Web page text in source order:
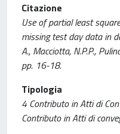
Citazione
Use of partial least
missing test day data in
A., Macciotta, N.P.P.,
pp. 16-18.
Tipologia
4 Contributo in Atti di
Contributo in Atti di